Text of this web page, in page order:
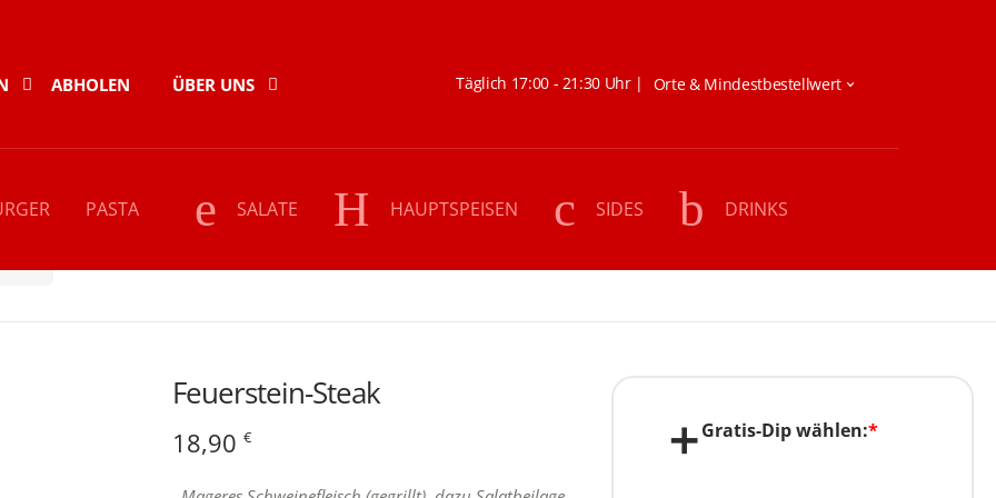
ABHOLEN ÜBER UNS Täglich 17:00 - 21:30 Uhr |
PASTA SALATE HAUPTSPEISEN SIDES DRINKS
Feuerstein-Steak
18,90 € Gratis-Dip wählen:*